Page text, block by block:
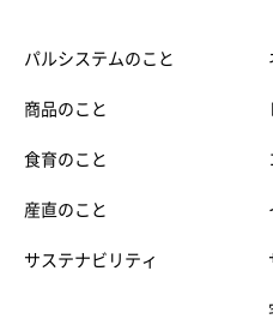
パルシステムのこと
商品のこと
食育のこと
産直のこと
サステナビリティ